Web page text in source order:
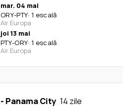
mar. 04 mai
ORY-PTY· 1 escală
Air Europa
joi 13 mai
PTY-ORY· 1 escală
Air Europa
- Panama City 14 zile